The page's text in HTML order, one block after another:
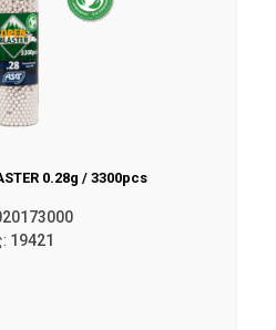
0.28g / 3300pcs
19421